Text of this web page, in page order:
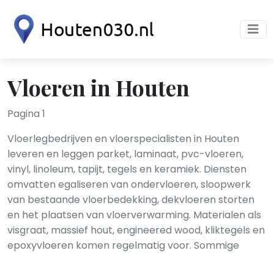
Vloeren in Houten
Pagina 1
Vloerlegbedrijven en vloerspecialisten in Houten
leveren en leggen parket, laminaat, pvc-vloeren,
vinyl, linoleum, tapijt, tegels en keramiek. Diensten
omvatten egaliseren van ondervloeren, sloopwerk
van bestaande vloerbedekking, dekvloeren storten
en het plaatsen van vloerverwarming. Materialen als
visgraat, massief hout, engineered wood, kliktegels en
epoxyvloeren komen regelmatig voor. Sommige